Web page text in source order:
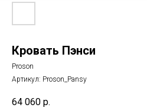
Кровать Пэнси
Proson
Артикул: Proson_Pansy
64 060 р.